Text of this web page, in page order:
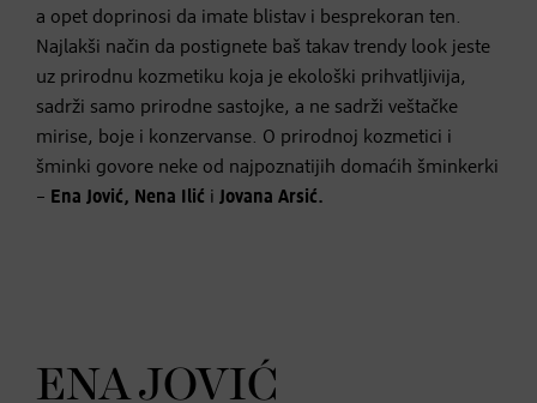
a opet doprinosi da imate blistav i besprekoran ten.
Najlakši način da postignete baš takav trendy look jeste
uz prirodnu kozmetiku koja je ekološki prihvatljivija,
sadrži samo prirodne sastojke, a ne sadrži veštačke
mirise, boje i konzervanse. O prirodnoj kozmetici i
šminki govore neke od najpoznatijih domaćih šminkerki
– Ena Jović, Nena Ilić i Jovana Arsić.
ENA JOVIĆ